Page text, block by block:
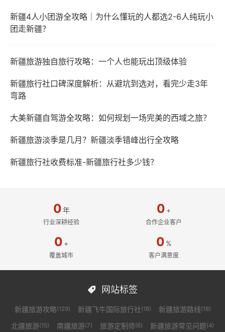
新疆4人小团游全攻略｜为什么懂玩的人都选2-6人纯玩小
团走新疆？
新疆旅游独自旅行攻略：一个人也能玩出顶级体验
新疆旅行社口碑深度解析：从避坑到选对，看完少走3年
弯路
大美新疆自驾游全攻略：如何规划一场完美的西域之旅？
新疆旅游淡季是几月？新疆淡季错峰出行全攻略
新疆旅行社收费标准-新疆旅行社多少钱？
0年
行业深耕经验
0 +
合作企业客户
0 +
覆盖城市
0 %
客户满意度
 网站标签
新疆旅游攻略(129) 新疆飞牛国际旅行社(18) 新疆旅游路线(18)
北疆旅游(15) 南疆旅游(7) 旅游定制师(6) 新疆旅游常见问题(4)